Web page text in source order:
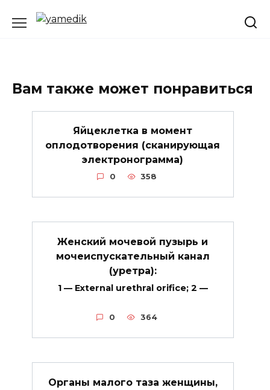
Вам также может понравиться
Яйцеклетка в момент
оплодотворения (сканирующая
электронограмма)
0 358
Женский мочевой пузырь и
мочеиспускательный канал
(уретра):
1 — External urethral orifice; 2 —
0 364
Органы малого таза женщины,